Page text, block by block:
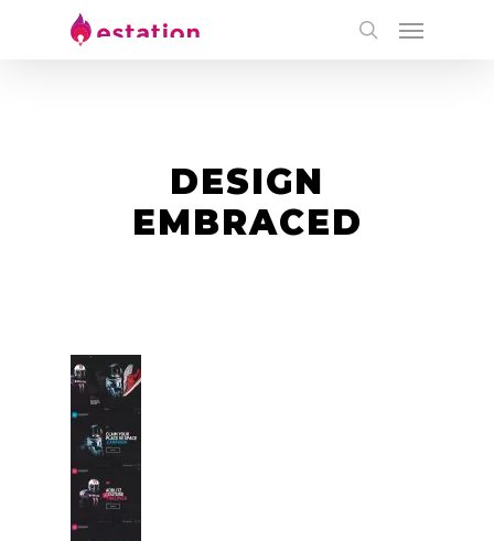
DESIGN
EMBRACED